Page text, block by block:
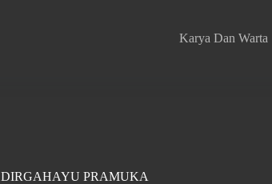
Karya Dan Warta
DIRGAHAYU PRAMUKA